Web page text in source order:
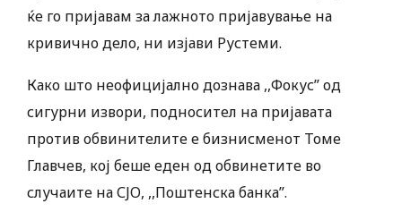
ќе го пријавам за лажното пријавување на
кривично дело, ни изјави Рустеми.
Како што неофицијално дознава ,,Фокус” од
сигурни извори, подносител на пријавата
против обвинителите е бизнисменот Томе
Главчев, кој беше еден од обвинетите во
случаите на СЈО, ,,Поштенска банка”.